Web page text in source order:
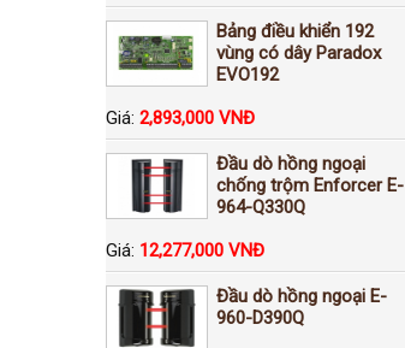
Bảng điều khiển 192
vùng có dây Paradox
EVO192
Giá: 2,893,000 VNĐ
Đầu dò hồng ngoại
chống trộm Enforcer E-
964-Q330Q
Giá: 12,277,000 VNĐ
Đầu dò hồng ngoại E-
960-D390Q